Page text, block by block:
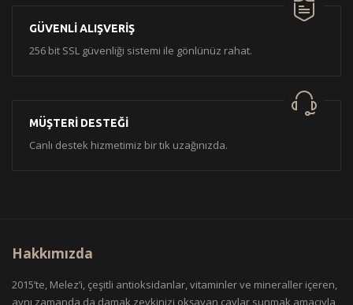
GÜVENLİ ALIŞVERİŞ
256 bit SSL güvenliği sistemi ile gönlünüz rahat.
MÜŞTERİ DESTEĞİ
Canlı destek hizmetimiz bir tık uzağınızda.
Hakkımızda
2015’te, Melez’i, çeşitli antioksidanlar, vitaminler ve mineraller içeren,
aynı zamanda da damak zevkinizi okşayan çaylar sunmak amacıyla